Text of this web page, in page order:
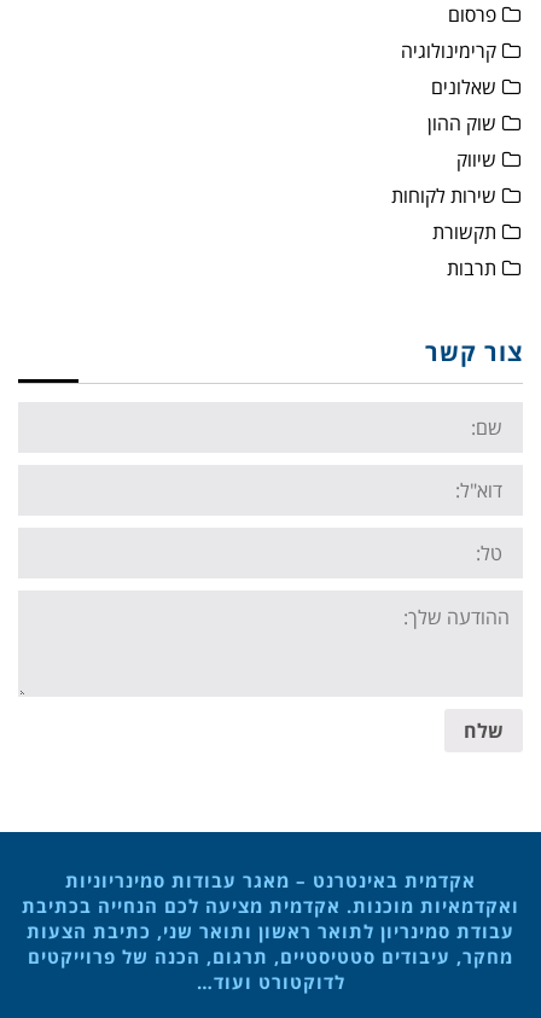
פרסום
קרימינולוגיה
שאלונים
שוק ההון
שיווק
שירות לקוחות
תקשורת
תרבות
צור קשר
Name:
Email:
Tel:
Your
message:
שלח
אקדמית באינטרנט – מאגר עבודות סמינריוניות
ואקדמאיות מוכנות. אקדמית מציעה לכם הנחייה בכתיבת
עבודת סמינריון לתואר ראשון ותואר שני, כתיבת הצעות
מחקר, עיבודים סטטיסטיים, תרגום, הכנה של פרוייקטים
לדוקטורט ועוד…